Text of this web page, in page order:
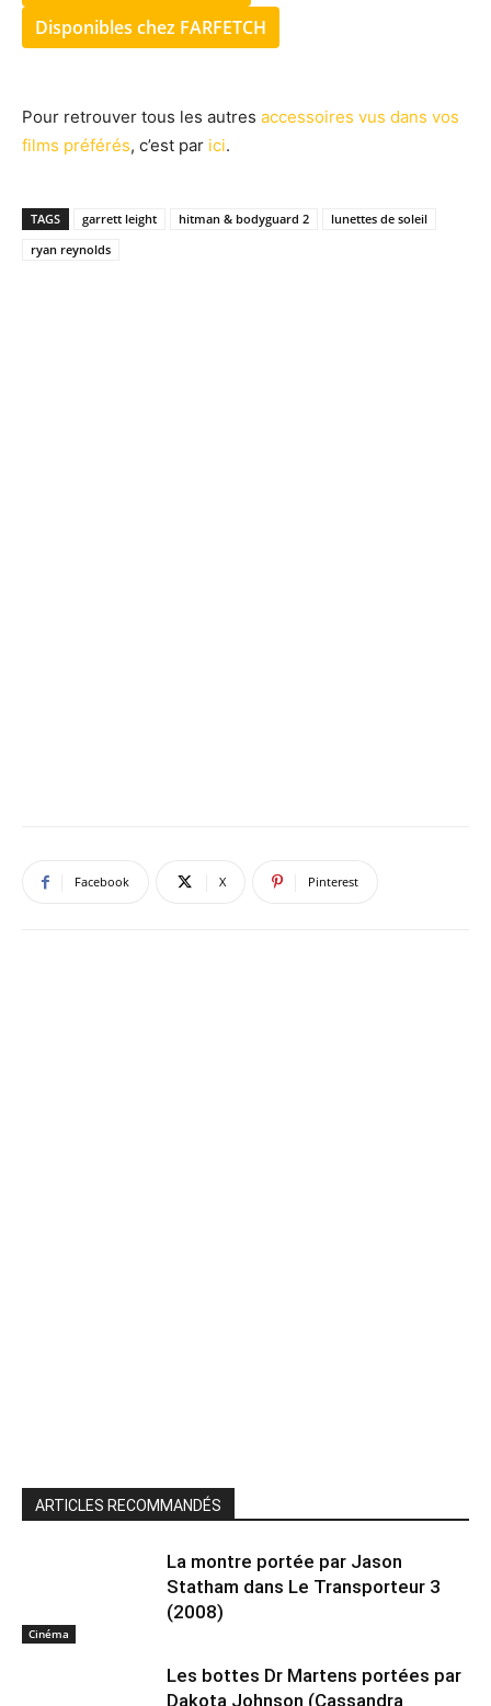
Disponibles chez FARFETCH
Pour retrouver tous les autres accessoires vus dans vos
films préférés, c’est par ici.
TAGS garrett leight hitman & bodyguard 2
lunettes de soleil
ryan reynolds
Facebook X Pinterest
ARTICLES RECOMMANDÉS
Cinéma
La montre portée par Jason
Statham dans Le Transporteur 3
(2008)
Les bottes Dr Martens portées par
Dakota Johnson (Cassandra